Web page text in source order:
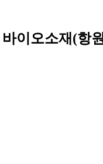
이오소재(항